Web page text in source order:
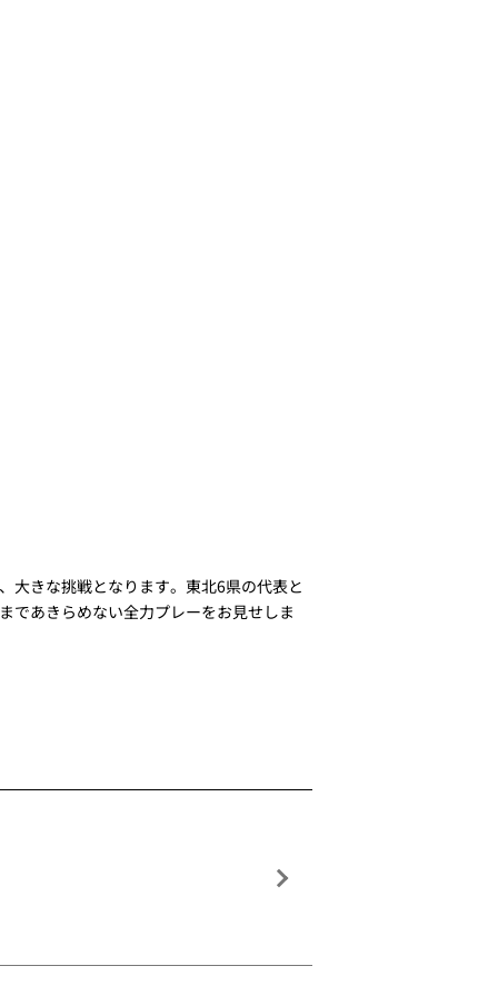
大きな挑戦となります。東北6県の代表と
であきらめない全力プレーをお見せしま